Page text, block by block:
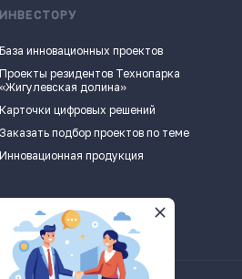
ИНВЕСТОРУ
База инновационных проектов
Проекты резидентов Технопарка
«Жигулевская долина»
Карточки цифровых решений
Заказать подбор проектов по теме
Инновационная продукция